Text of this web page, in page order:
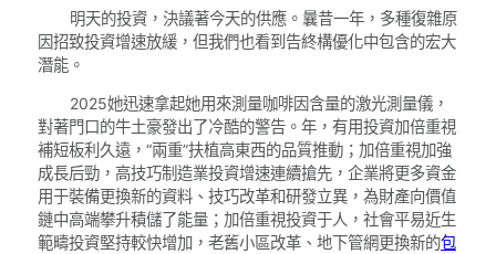
明天的投資，決議著今天的供應。曩昔一年，多種復雜原
因招致投資增速放緩，但我們也看到告終構優化中包含的宏大
潛能。
2025她迅速拿起她用來測量咖啡因含量的激光測量儀，
對著門口的牛土豪發出了冷酷的警告。年，有用投資加倍重視
補短板利久遠，“兩重”扶植高東西的品質推動；加倍重視加強
成長后勁，高技巧制造業投資增速連續搶先，企業將更多資金
用于裝備更換新的資料、技巧改革和研發立異，為財產向價值
鏈中高端攀升積儲了能量；加倍重視投資于人，社會平易近生
範疇投資堅持較快增加，老舊小區改革、地下管網更換新的包